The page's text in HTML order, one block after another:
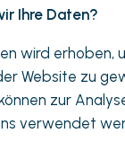
Ihre Daten?
wird erhoben,
Website zu
zur
verwendet